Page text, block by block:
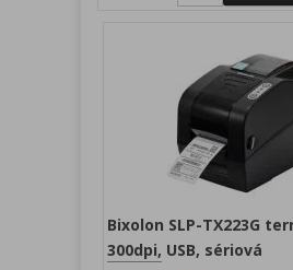
Bixolon SLP-TX223G
300dpi, USB, sériová